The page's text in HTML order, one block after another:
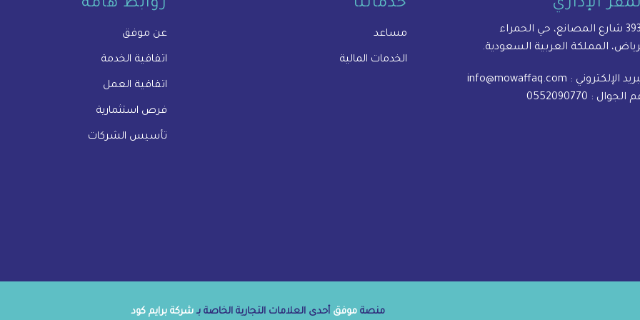
روابط هامة
عن موفق
اتفاقية الخدمة
اتفاقية العمل
فرص استثمارية
تأسيس الشركات
خدماتنا
مساعد
الخدمات المالية
الإداري
حي الحمراء
المملكة العربية السعودية.
الإلكتروني : info@mowaffaq.com
الجوال : 0552090770
منصة موفق أحدى العلامات التجارية الخاصة بـ شركة برايم كود